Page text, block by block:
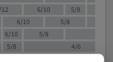
6/10
5/8
6/10
5/8
6/10 5/8
5/8
4/6